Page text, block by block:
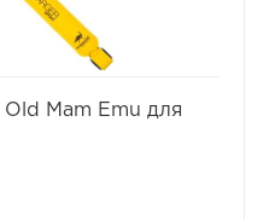
Mam Emu для